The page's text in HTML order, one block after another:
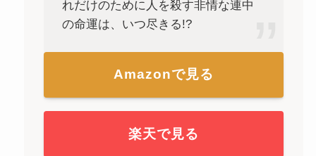
れだけのために人を殺す非情な連中
の命運は、いつ尽きる!?
Amazonで見る
楽天で見る